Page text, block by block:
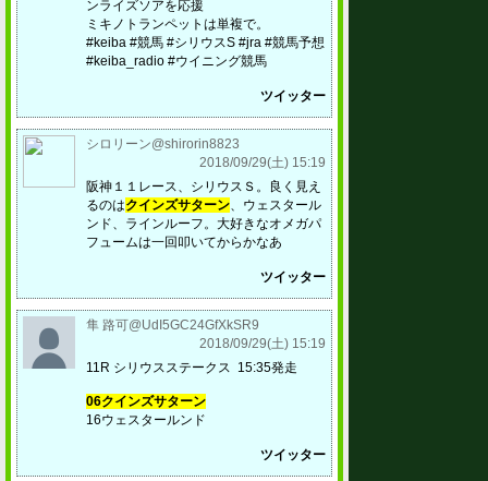
ンライズソアを応援
ミキノトランペットは単複で。
#keiba #競馬 #シリウスS #jra #競馬予想
#keiba_radio #ウイニング競馬
ツイッター
シロリーン@shirorin8823
2018/09/29(土) 15:19
阪神１１レース、シリウスＳ。良く見え
るのはクインズサターン、ウェスタール
ンド、ラインルーフ。大好きなオメガパ
フュームは一回叩いてからかなあ
ツイッター
隼 路可@UdI5GC24GfXkSR9
2018/09/29(土) 15:19
11R シリウスステークス 15:35発走
06クインズサターン
16ウェスタールンド
ツイッター